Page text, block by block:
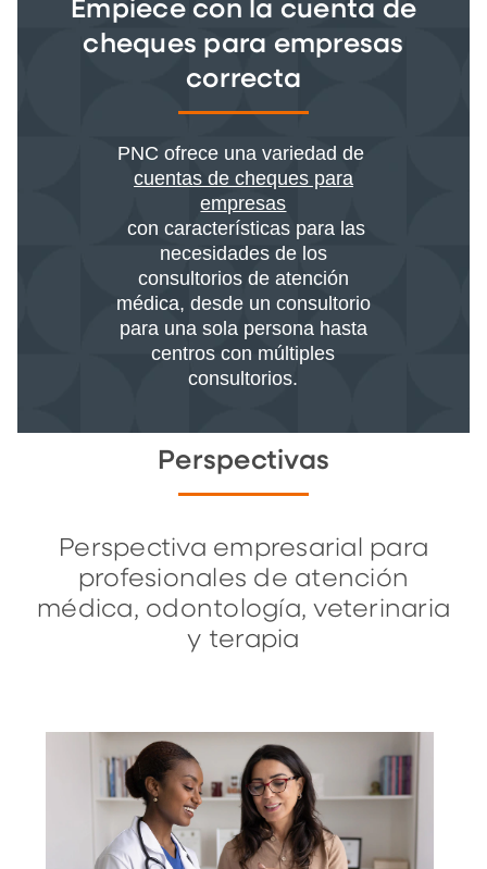
Empiece con la cuenta de
cheques para empresas
correcta
PNC ofrece una variedad de
cuentas de cheques para
empresas
con características para las
necesidades de los
consultorios de atención
médica, desde un consultorio
para una sola persona hasta
centros con múltiples
consultorios.
Perspectivas
Perspectiva empresarial para
profesionales de atención
médica, odontología, veterinaria
y terapia